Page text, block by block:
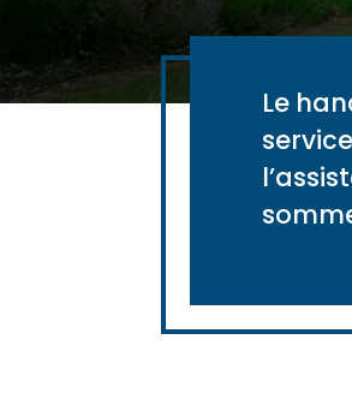
Le